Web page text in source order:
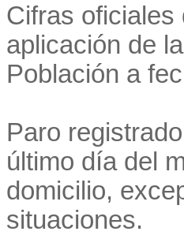
Cifras oficiales
aplicación de
Población a
Paro
último día del
domicilio,
situaciones.